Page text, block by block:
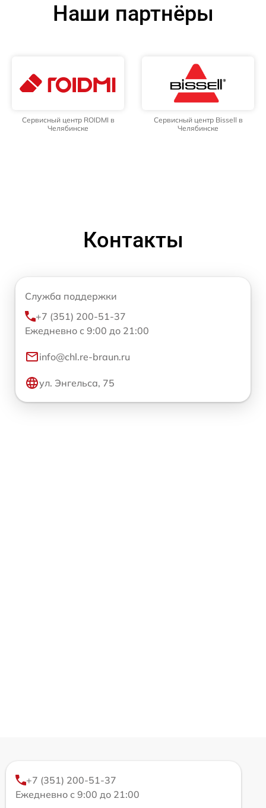
Наши партнёры
Сервисный центр ROIDMI в
Челябинске
Сервисный центр Bissell в
Челябинске
Контакты
Служба поддержки
+7 (351) 200-51-37
Ежедневно с 9:00 до 21:00
info@chl.re-braun.ru
ул. Энгельса, 75
+7 (351) 200-51-37
Ежедневно с 9:00 до 21:00